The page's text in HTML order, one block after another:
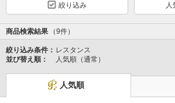
絞り込み 人
商品検索結果 （9件）
絞り込み条件： レスタンス
並び替え順：
人気順（通常）
人気順